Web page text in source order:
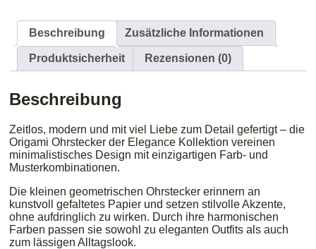
Beschreibung Zusätzliche Informationen
Produktsicherheit Rezensionen (0)
Beschreibung
Zeitlos, modern und mit viel Liebe zum Detail gefertigt – die
Origami Ohrstecker der Elegance Kollektion vereinen
minimalistisches Design mit einzigartigen Farb- und
Musterkombinationen.
Die kleinen geometrischen Ohrstecker erinnern an
kunstvoll gefaltetes Papier und setzen stilvolle Akzente,
ohne aufdringlich zu wirken. Durch ihre harmonischen
Farben passen sie sowohl zu eleganten Outfits als auch
zum lässigen Alltagslook.